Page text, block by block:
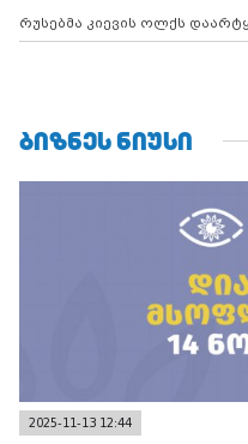
რუსებმა კიევის ოლქს
ᲑᲘᲖᲜᲔᲡ ᲜᲘᲣᲡᲘ
2025-11-13 12:44